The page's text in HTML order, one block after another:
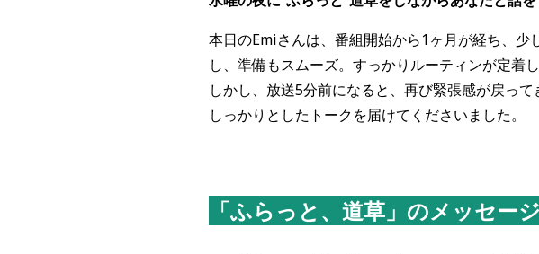
本日のEmiさんは、番組開始から1ヶ月が経ち、
し、準備もスムーズ。すっかりルーティンが定着
しかし、放送5分前になると、再び緊張感が戻っ
しっかりとしたトークを届けてくださいました。
「ふらっと、道草」のメッセー